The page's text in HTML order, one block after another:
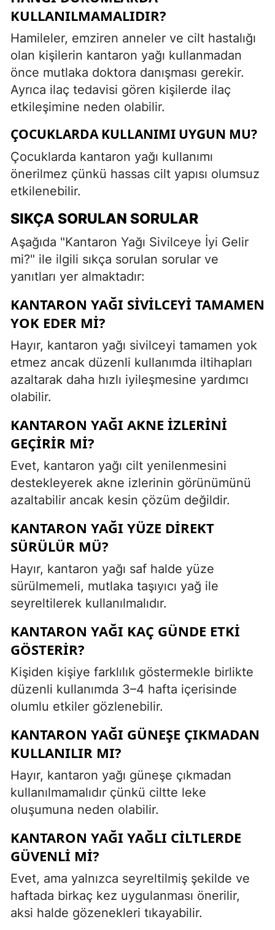
KULLANILMAMALIDIR?
Hamileler, emziren anneler ve cilt hastalığı
olan kişilerin kantaron yağı kullanmadan
önce mutlaka doktora danışması gerekir.
Ayrıca ilaç tedavisi gören kişilerde ilaç
etkileşimine neden olabilir.
ÇOCUKLARDA KULLANIMI UYGUN MU?
Çocuklarda kantaron yağı kullanımı
önerilmez çünkü hassas cilt yapısı olumsuz
etkilenebilir.
SIKÇA SORULAN SORULAR
Aşağıda "Kantaron Yağı Sivilceye İyi Gelir
mi?" ile ilgili sıkça sorulan sorular ve
yanıtları yer almaktadır:
KANTARON YAĞI SIVILCEYI TAMAMEN
YOK EDER MI?
Hayır, kantaron yağı sivilceyi tamamen yok
etmez ancak düzenli kullanımda iltihapları
azaltarak daha hızlı iyileşmesine yardımcı
olabilir.
KANTARON YAĞI AKNE İZLERINI
GEÇIRIR MI?
Evet, kantaron yağı cilt yenilenmesini
destekleyerek akne izlerinin görünümünü
azaltabilir ancak kesin çözüm değildir.
KANTARON YAĞI YÜZE DIREKT
SÜRÜLÜR MÜ?
Hayır, kantaron yağı saf halde yüze
sürülmemeli, mutlaka taşıyıcı yağ ile
seyreltilerek kullanılmalıdır.
KANTARON YAĞI KAÇ GÜNDE ETKI
GÖSTERIR?
Kişiden kişiye farklılık göstermekle birlikte
düzenli kullanımda 3–4 hafta içerisinde
olumlu etkiler gözlenebilir.
KANTARON YAĞI GÜNEŞE ÇIKMADAN
KULLANILIR MI?
Hayır, kantaron yağı güneşe çıkmadan
kullanılmamalıdır çünkü ciltte leke
oluşumuna neden olabilir.
KANTARON YAĞI YAĞLI CILTLERDE
GÜVENLI MI?
Evet, ama yalnızca seyreltilmiş şekilde ve
haftada birkaç kez uygulanması önerilir,
aksi halde gözenekleri tıkayabilir.